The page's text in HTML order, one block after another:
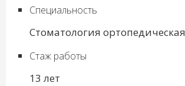
Специальность
Стоматология ортопедическая
Стаж работы
13 лет